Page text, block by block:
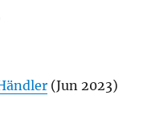
(Jun 2023)